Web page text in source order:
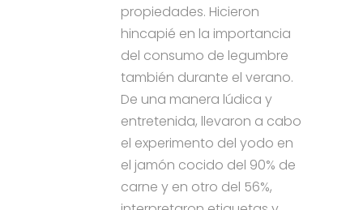
propiedades. Hicieron
hincapié en la importancia
del consumo de legumbre
también durante el verano.
De una manera lúdica y
entretenida, llevaron a cabo
el experimento del yodo en
el jamón cocido del 90% de
carne y en otro del 56%,